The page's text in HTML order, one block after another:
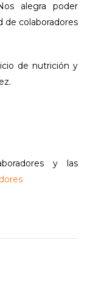
alegra poder
de colaboradores
de nutrición y
y las